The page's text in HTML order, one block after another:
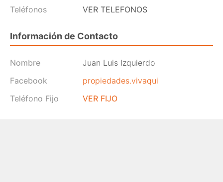
Teléfonos
VER TELEFONOS
Información de Contacto
Nombre
Juan Luis Izquierdo
Facebook
propiedades.vivaqui
Teléfono Fijo
VER FIJO